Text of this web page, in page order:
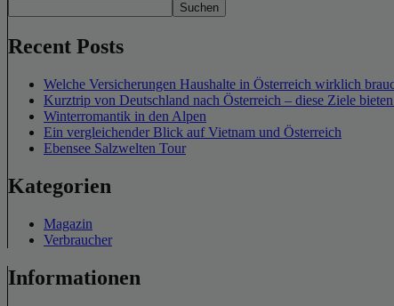
Suchen
Recent Posts
Welche Versicherungen Haushalte in Österreich wirklich
Kurztrip von Deutschland nach Österreich – diese Ziele
Winterromantik in den Alpen
Ein vergleichender Blick auf Vietnam und Österreich
Ebensee Salzwelten Tour
Kategorien
Magazin
Verbraucher
Informationen